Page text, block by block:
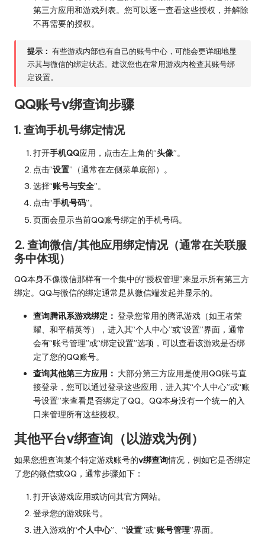
第三方应用和游戏列表。您可以逐一查看这些授权，并解除
不再需要的授权。
提示： 有些游戏内部也有自己的账号中心，可能会更详细地显
示其与微信的绑定状态。建议您也在常用游戏内检查其账号绑
定设置。
QQ账号v绑查询步骤
1. 查询手机号绑定情况
打开手机QQ应用，点击左上角的“头像”。
点击“设置”（通常在左侧菜单底部）。
选择“账号与安全”。
点击“手机号码”。
页面会显示当前QQ账号绑定的手机号码。
2. 查询微信/其他应用绑定情况（通常在关联服
务中体现）
QQ本身不像微信那样有一个集中的“授权管理”来显示所有第三方
绑定。QQ与微信的绑定通常是从微信端发起并显示的。
查询腾讯系游戏绑定： 登录您常用的腾讯游戏（如王者荣
耀、和平精英等），进入其“个人中心”或“设置”界面，通常
会有“账号管理”或“绑定设置”选项，可以查看该游戏是否绑
定了您的QQ账号。
查询其他第三方应用： 大部分第三方应用是使用QQ账号直
接登录，您可以通过登录这些应用，进入其“个人中心”或“账
号设置”来查看是否绑定了QQ。QQ本身没有一个统一的入
口来管理所有这些授权。
其他平台v绑查询（以游戏为例）
如果您想查询某个特定游戏账号的v绑查询情况，例如它是否绑定
了您的微信或QQ，通常步骤如下：
打开该游戏应用或访问其官方网站。
登录您的游戏账号。
进入游戏的“个人中心”、“设置”或“账号管理”界面。